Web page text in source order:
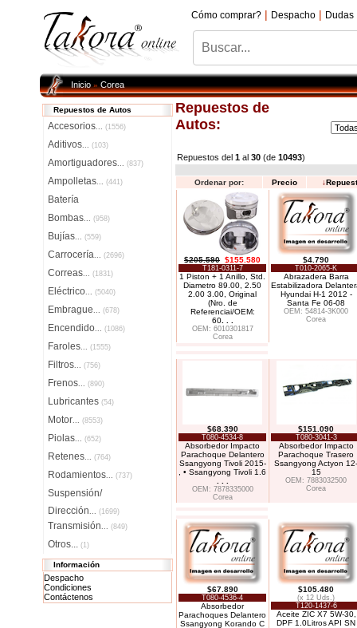
Cómo comprar? | Despacho | Dudas
Inicio»Corea
Repuestos de Autos
Accesorios... (1556)
Aditivos... (103)
Amortiguadores... (837)
Ampolletas... (441)
Batería
Bombas... (958)
Bujías... (559)
Carrocería... (2696)
Correas... (1831)
Eléctrico... (5040)
Embrague... (678)
Encendido... (1086)
Faroles... (1555)
Filtros... (756)
Frenos... (890)
Lubricantes (54)
Motor... (8553)
Piolas... (652)
Retenes... (764)
Rodamientos... (737)
Suspensión/
Dirección... (1699)
Transmisión... (849)
Otros... (1)
Información
Despacho
Condiciones
Contáctenos
Repuestos de
Autos:
Repuestos del 1 al 30 (de 10493)
Ordenar por: Precio ↓
$205.590 $155.580
T181-0311-7
1 Piston + 1 Anillo, Std.
Diametro 89.00, 2.50
2.00 3.00, Original
(Nro. de
Referenciai/OEM:
60. . .
OEM: 6010301817
Corea
$4.790
T010-2065-K
Abrazadera Barra
Estabilizadora
Hyundai H-1 2012 -
Santa Fe 06-08
OEM: 54814-3K000
Corea
$68.390
T080-4534-8
Absorbedor Impacto
Parachoque Delantero
Ssangyong Tivoli 2015-
, • Ssangyong Tivoli 1.6
OEM: 7878335000
Corea
$151.090
T080-3041-3
Absorbedor Impacto
Parachoque Trasero
Ssangyong Actyon 12-
15
OEM: 7883032500
Corea
$67.890
T080-4536-4
Absorbedor
Parachoques Delantero
Ssangyong Korando C
$105.480
(x 12 Uds.)
T120-1437-6
Aceite ZIC X7 5W-30,
DPF 1.0Litros API SN